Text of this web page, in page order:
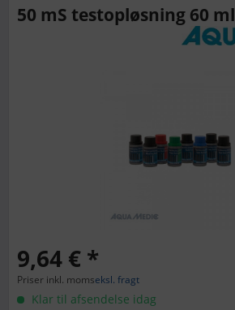
50 mS testopløsning 60 ml
9,64 € *
Priser inkl. momseksl. fragt
Klar til afsendelse idag